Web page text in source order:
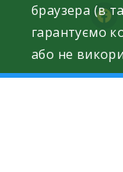
браузера (в
гарантуємо
або не